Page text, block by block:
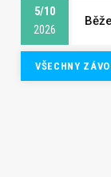
5/10
2026
VŠECHNY